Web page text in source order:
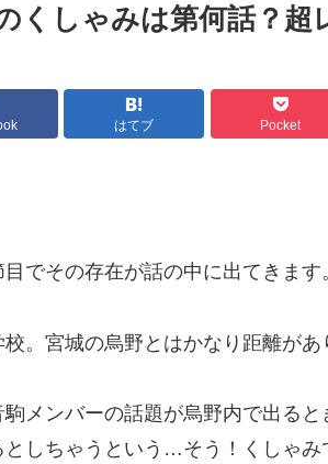
くしゃみは第何話？超
はてブ Pocket
でその存在が話の中に出てきます
。宮城の烏野とはかなり距離があ
メンバーの話題が烏野内で出る
しちゃうという…そう！くしゃみ